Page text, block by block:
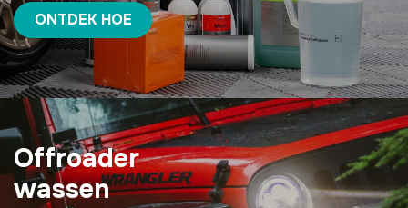
ONTDEK HOE
Offroader
wassen